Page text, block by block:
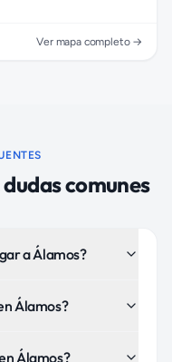
Ver mapa completo →
dudas comunes
a Álamos?
Álamos?
Álamos?